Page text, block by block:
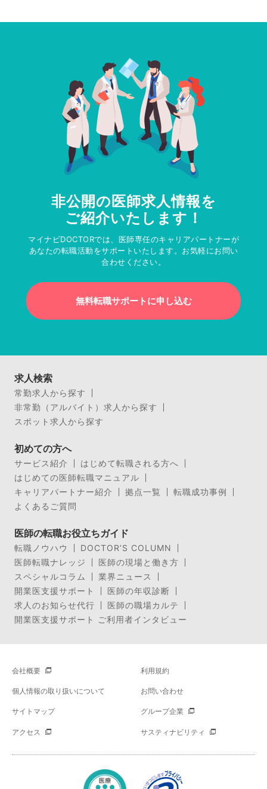
非公開の医師求人情報を
ご紹介いたします！
マイナビDOCTORでは、医師専任のキャリアパートナーが
あなたの転職活動をサポートいたします。お気軽にお問い
合わせください。
無料転職サポートに申し込む
求人検索
常勤求人から探す
非常勤（アルバイト）求人から探す
スポット求人から探す
初めての方へ
サービス紹介
はじめて転職される方へ
はじめての医師転職マニュアル
キャリアパートナー紹介
拠点一覧
転職成功事例
よくあるご質問
医師の転職お役立ちガイド
転職ノウハウ
DOCTOR’S COLUMN
医師転職ナレッジ
医師の現場と働き方
スペシャルコラム
業界ニュース
開業医支援サポート
医師の年収診断
求人のお知らせ代行
医師の職場カルテ
開業医支援サポート ご利用者インタビュー
会社概要 利用規約
個人情報の取り扱いについて お問い合わせ
サイトマップ グループ企業
アクセス サスティナビリティ